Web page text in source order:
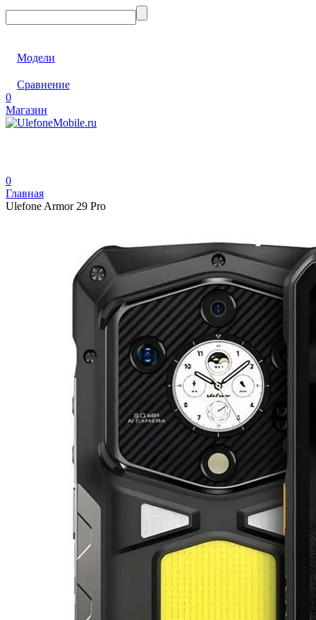
Модели
Сравнение
0
Магазин
0
Главная
Ulefone Armor 29 Pro